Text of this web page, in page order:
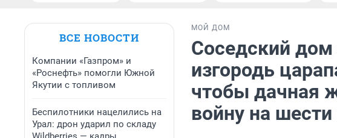
ВСЕ НОВОСТИ
Компании «Газпром» и
«Роснефть» помогли Южной
Якутии с топливом
Беспилотники нацелились на
Урал: дрон ударил по складу
МОЙ ДОМ
Соседский дом
изгородь
чтобы дачная
войну на шести